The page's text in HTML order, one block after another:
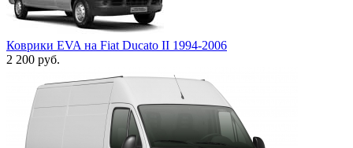
Коврики EVA на Fiat Ducato II 1994-2006
2 200 руб.